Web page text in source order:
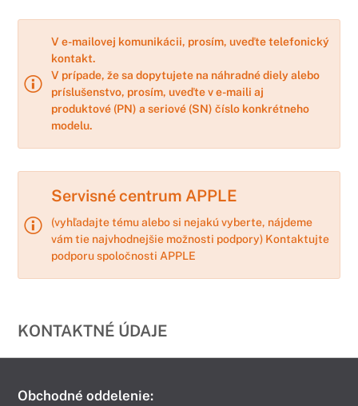
V e-mailovej komunikácii, prosím, uveďte telefonický
kontakt.
V prípade, že sa dopytujete na náhradné diely alebo
príslušenstvo, prosím, uveďte v e-maili aj
produktové (PN) a seriové (SN) číslo konkrétneho
modelu.
Servisné centrum APPLE
(vyhľadajte tému alebo si nejakú vyberte, nájdeme
vám tie najvhodnejšie možnosti podpory) Kontaktujte
podporu spoločnosti APPLE
KONTAKTNÉ ÚDAJE
Obchodné oddelenie: